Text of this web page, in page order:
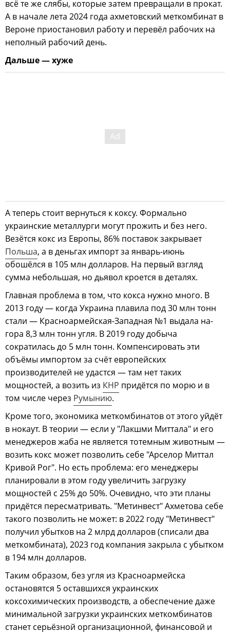
всё те же слябы, которые затем превращали в прокат.
А в начале лета 2024 года ахметовский меткомбинат в
Вероне приостановил работу и перевёл рабочих на
неполный рабочий день.
Дальше — хуже
А теперь стоит вернуться к коксу. Формально
украинские металлурги могут прожить и без него.
Везётся кокс из Европы, 86% поставок закрывает
Польша, а в деньгах импорт за январь-июнь
обошёлся в 105 млн долларов. На первый взгляд
сумма небольшая, но дьявол кроется в деталях.
Главная проблема в том, что кокса нужно много. В
2013 году — когда Украина плавила под 30 млн тонн
стали — Красноармейская-Западная №1 выдала на-
гора 8,3 млн тонн угля. В 2019 году добыча
сократилась до 5 млн тонн. Компенсировать эти
объёмы импортом за счёт европейских
производителей не удастся — там нет таких
мощностей, а возить из КНР придётся по морю и в
том числе через Румынию.
Кроме того, экономика меткомбинатов от этого уйдёт
в нокаут. В теории — если у "Лакшми Миттала" и его
менеджеров жаба не является тотемным животным —
возить кокс может позволить себе "Арселор Миттал
Кривой Рог". Но есть проблема: его менеджеры
планировали в этом году увеличить загрузку
мощностей с 25% до 50%. Очевидно, что эти планы
придётся пересматривать. "Метинвест" Ахметова себе
такого позволить не может: в 2022 году "Метинвест"
получил убытков на 2 млрд долларов (списали два
меткомбината), 2023 год компания закрыла с убытком
в 194 млн долларов.
Таким образом, без угля из Красноармейска
остановятся 5 оставшихся украинских
коксохимических производств, а обеспечение даже
минимальной загрузки украинских меткомбинатов
станет серьёзной организационной, финансовой и